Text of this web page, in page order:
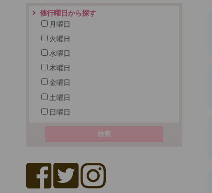
催行曜日から探す
月曜日
火曜日
水曜日
木曜日
金曜日
土曜日
日曜日